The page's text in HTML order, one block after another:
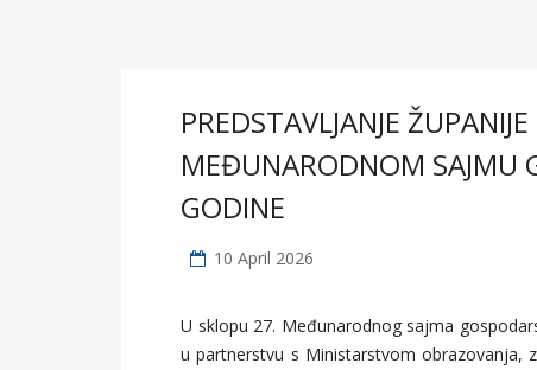
PREDSTAVLJANJE
MEĐUNARODNOM SAJMU
GODINE
10 April 2026
U sklopu 27. Međunarodnog sajma
u partnerstvu s Ministarstvom obrazovanja,